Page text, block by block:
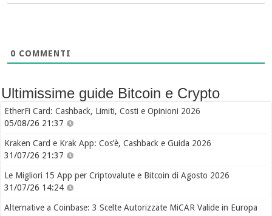
0 COMMENTI
Ultimissime guide Bitcoin e Crypto
EtherFi Card: Cashback, Limiti, Costi e Opinioni 2026
05/08/26 21:37
Kraken Card e Krak App: Cos’è, Cashback e Guida 2026
31/07/26 21:37
Le Migliori 15 App per Criptovalute e Bitcoin di Agosto 2026
31/07/26 14:24
Alternative a Coinbase: 3 Scelte Autorizzate MiCAR Valide in Europa